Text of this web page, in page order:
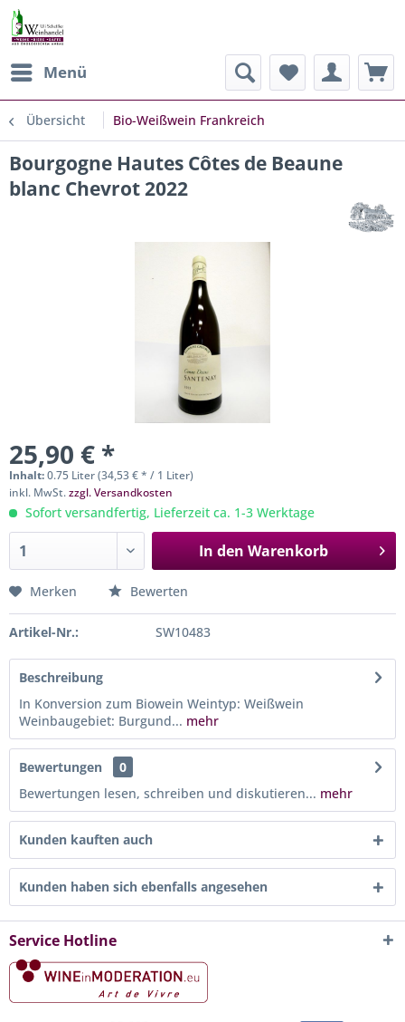
Menü
Übersicht Bio-Weißwein Frankreich
Bourgogne Hautes Côtes de Beaune
blanc Chevrot 2022
25,90 € *
Inhalt:0.75 Liter (34,53 € * / 1 Liter)
inkl. MwSt.zzgl. Versandkosten
Sofort versandfertig, Lieferzeit ca. 1-3 Werktage
In den Warenkorb
Merken Bewerten
Artikel-Nr.: SW10483
Beschreibung
In Konversion zum Biowein Weintyp: Weißwein
Weinbaugebiet: Burgund... mehr
Bewertungen
0
Bewertungen lesen, schreiben und diskutieren... mehr
Kunden kauften auch
Kunden haben sich ebenfalls angesehen
Service Hotline